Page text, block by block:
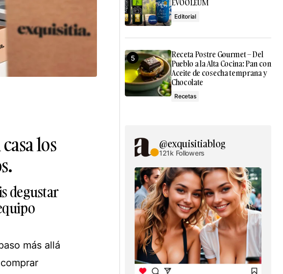
los
degustar
más allá
EVOOLEUM
Editorial
Receta Postre Gourmet – Del
Pueblo a la Alta Cocina: Pan con
Aceite de cosecha temprana y
Chocolate
Recetas
@exquisitiablog
121k Followers